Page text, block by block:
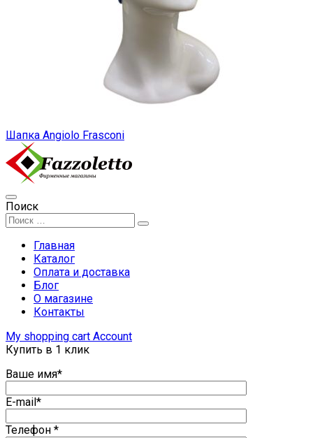
Шапка Angiolo Frasconi
Поиск
Главная
Каталог
Оплата и доставка
Блог
О магазине
Контакты
My shopping cart Account
Купить в 1 клик
Ваше имя*
E-mail*
Телефон *